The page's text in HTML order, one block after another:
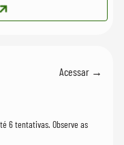
Acessar →
6 tentativas. Observe as